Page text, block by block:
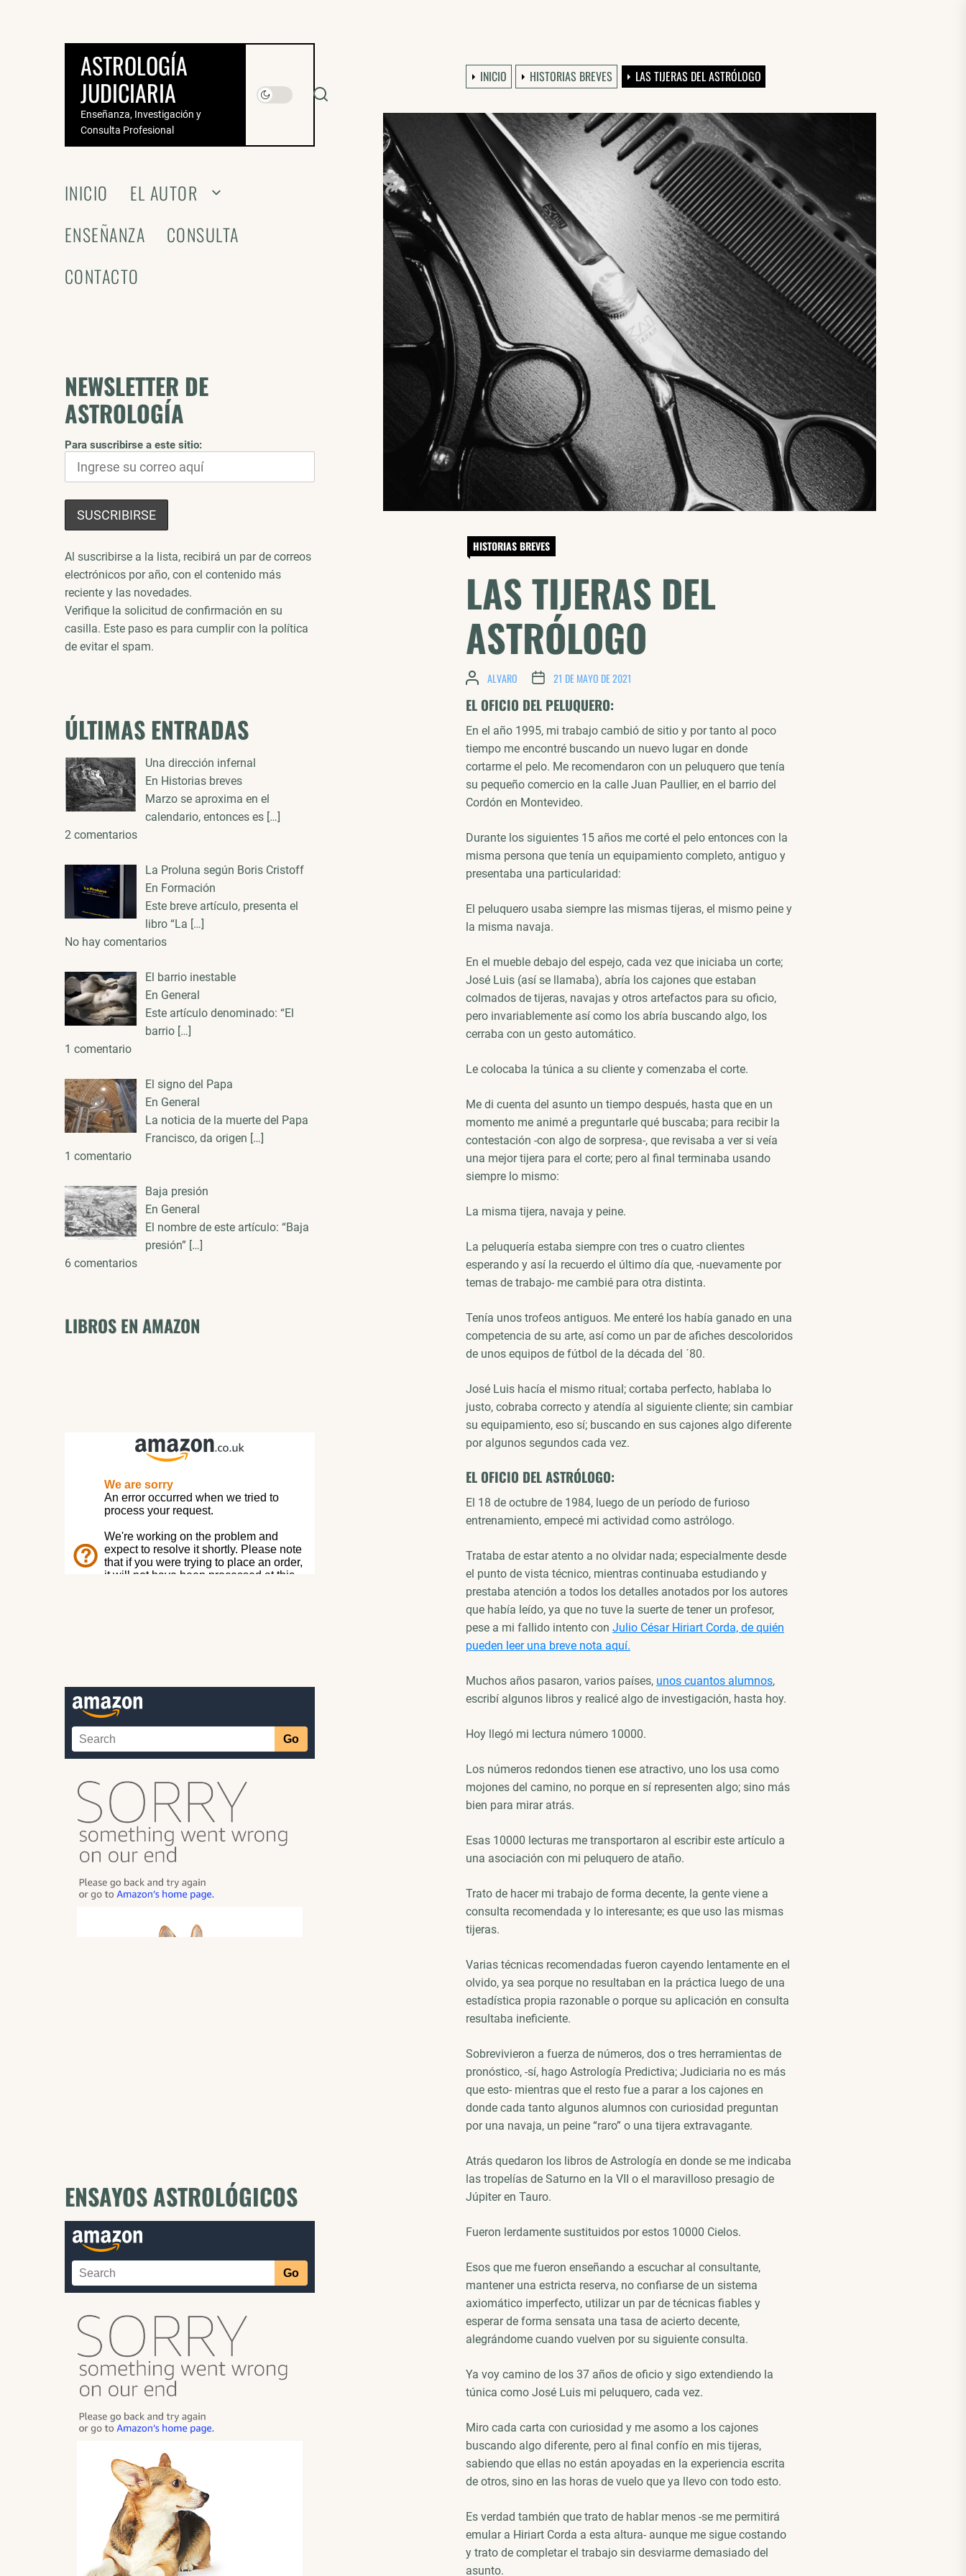
ASTROLOGÍA
JUDICIARIA
Enseñanza, Investigación y
Consulta Profesional
INICIO
EL AUTOR
ENSEÑANZA
CONSULTA
CONTACTO
INICIO HISTORIAS BREVES LAS TIJERAS DEL ASTRÓLOGO
HISTORIAS BREVES
LAS TIJERAS DEL
ASTRÓLOGO
ALVARO 21 DE MAYO DE 2021
EL OFICIO DEL PELUQUERO:
En el año 1995, mi trabajo cambió de sitio y por tanto al poco
tiempo me encontré buscando un nuevo lugar en donde
cortarme el pelo. Me recomendaron con un peluquero que tenía
su pequeño comercio en la calle Juan Paullier, en el barrio del
Cordón en Montevideo.
Durante los siguientes 15 años me corté el pelo entonces con la
misma persona que tenía un equipamiento completo, antiguo y
presentaba una particularidad:
El peluquero usaba siempre las mismas tijeras, el mismo peine y
la misma navaja.
En el mueble debajo del espejo, cada vez que iniciaba un corte;
José Luis (así se llamaba), abría los cajones que estaban
colmados de tijeras, navajas y otros artefactos para su oficio,
pero invariablemente así como los abría buscando algo, los
cerraba con un gesto automático.
Le colocaba la túnica a su cliente y comenzaba el corte.
Me di cuenta del asunto un tiempo después, hasta que en un
momento me animé a preguntarle qué buscaba; para recibir la
contestación -con algo de sorpresa-, que revisaba a ver si veía
una mejor tijera para el corte; pero al final terminaba usando
siempre lo mismo:
La misma tijera, navaja y peine.
La peluquería estaba siempre con tres o cuatro clientes
esperando y así la recuerdo el último día que, -nuevamente por
temas de trabajo- me cambié para otra distinta.
Tenía unos trofeos antiguos. Me enteré los había ganado en una
competencia de su arte, así como un par de afiches descoloridos
de unos equipos de fútbol de la década del ´80.
José Luis hacía el mismo ritual; cortaba perfecto, hablaba lo
justo, cobraba correcto y atendía al siguiente cliente; sin cambiar
su equipamiento, eso sí; buscando en sus cajones algo diferente
por algunos segundos cada vez.
EL OFICIO DEL ASTRÓLOGO:
El 18 de octubre de 1984, luego de un período de furioso
entrenamiento, empecé mi actividad como astrólogo.
Trataba de estar atento a no olvidar nada; especialmente desde
el punto de vista técnico, mientras continuaba estudiando y
prestaba atención a todos los detalles anotados por los autores
que había leído, ya que no tuve la suerte de tener un profesor,
pese a mi fallido intento con Julio César Hiriart Corda, de quién
pueden leer una breve nota aquí.
Muchos años pasaron, varios países, unos cuantos alumnos,
escribí algunos libros y realicé algo de investigación, hasta hoy.
Hoy llegó mi lectura número 10000.
Los números redondos tienen ese atractivo, uno los usa como
mojones del camino, no porque en sí representen algo; sino más
bien para mirar atrás.
Esas 10000 lecturas me transportaron al escribir este artículo a
una asociación con mi peluquero de ataño.
Trato de hacer mi trabajo de forma decente, la gente viene a
consulta recomendada y lo interesante; es que uso las mismas
tijeras.
Varias técnicas recomendadas fueron cayendo lentamente en el
olvido, ya sea porque no resultaban en la práctica luego de una
estadística propia razonable o porque su aplicación en consulta
resultaba ineficiente.
Sobrevivieron a fuerza de números, dos o tres herramientas de
pronóstico, -sí, hago Astrología Predictiva; Judiciaria no es más
que esto- mientras que el resto fue a parar a los cajones en
donde cada tanto algunos alumnos con curiosidad preguntan
por una navaja, un peine “raro” o una tijera extravagante.
Atrás quedaron los libros de Astrología en donde se me indicaba
las tropelías de Saturno en la VII o el maravilloso presagio de
Júpiter en Tauro.
Fueron lerdamente sustituidos por estos 10000 Cielos.
Esos que me fueron enseñando a escuchar al consultante,
mantener una estricta reserva, no confiarse de un sistema
axiomático imperfecto, utilizar un par de técnicas fiables y
esperar de forma sensata una tasa de acierto decente,
alegrándome cuando vuelven por su siguiente consulta.
Ya voy camino de los 37 años de oficio y sigo extendiendo la
túnica como José Luis mi peluquero, cada vez.
Miro cada carta con curiosidad y me asomo a los cajones
buscando algo diferente, pero al final confío en mis tijeras,
sabiendo que ellas no están apoyadas en la experiencia escrita
de otros, sino en las horas de vuelo que ya llevo con todo esto.
Es verdad también que trato de hablar menos -se me permitirá
emular a Hiriart Corda a esta altura- aunque me sigue costando
y trato de completar el trabajo sin desviarme demasiado del
asunto.
NEWSLETTER DE
ASTROLOGÍA
Para suscribirse a este sitio:
Al suscribirse a la lista, recibirá un par de correos
electrónicos por año, con el contenido más
reciente y las novedades.
Verifique la solicitud de confirmación en su
casilla. Este paso es para cumplir con la política
de evitar el spam.
ÚLTIMAS ENTRADAS
Una dirección infernal
En Historias breves
Marzo se aproxima en el
calendario, entonces es […]
2 comentarios
La Proluna según Boris Cristoff
En Formación
Este breve artículo, presenta el
libro “La […]
No hay comentarios
El barrio inestable
En General
Este artículo denominado: “El
barrio […]
1 comentario
El signo del Papa
En General
La noticia de la muerte del Papa
Francisco, da origen […]
1 comentario
Baja presión
En General
El nombre de este artículo: “Baja
presión” […]
6 comentarios
LIBROS EN AMAZON
ENSAYOS ASTROLÓGICOS